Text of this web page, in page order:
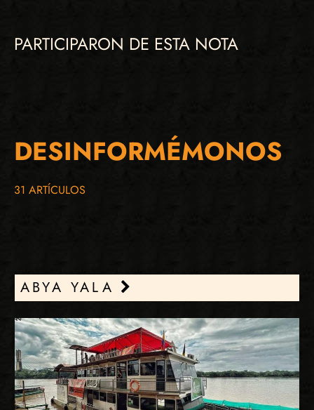
PARTICIPARON DE ESTA NOTA
DESINFORMÉMONOS
31 ARTÍCULOS
ABYA YALA